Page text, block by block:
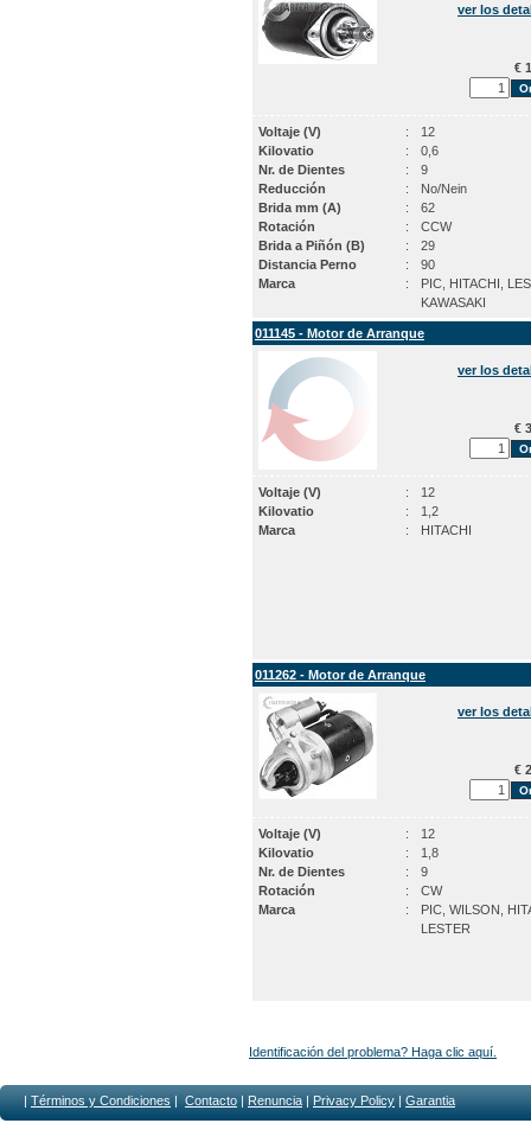
ver los
€
Voltaje (V) :
12
Kilovatio
:
0,6
Nr. de Dientes
:
9
Reducción
:
No/Nein
Brida mm (A)
:
62
Rotación
:
CCW
Brida a Piñón (B)
:
29
Distancia Perno
:
90
Marca
:
PIC, HITACHI,
KAWASAKI
011145 - Motor de Arranque
ver los
€
Voltaje (V) :
12
Kilovatio
:
1,2
Marca
: HITACHI
011262 - Motor de Arranque
ver los
€
Voltaje (V) :
12
Kilovatio
:
1,8
Nr. de Dientes
:
9
Rotación
:
CW
Marca
:
PIC, WILSON,
LESTER
Identificación del problema? Haga clic aquí.
| Términos y Condiciones | Contacto | Renuncia | Privacy Policy | Garantia